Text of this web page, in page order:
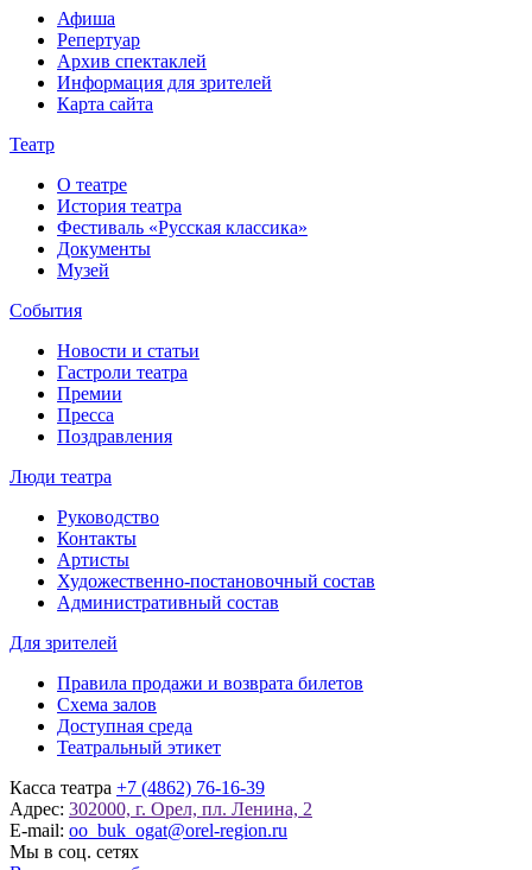
Афиша
Репертуар
Архив спектаклей
Информация для зрителей
Карта сайта
Театр
О театре
История театра
Фестиваль «Русская классика»
Документы
Музей
События
Новости и статьи
Гастроли театра
Премии
Пресса
Поздравления
Люди театра
Руководство
Контакты
Артисты
Художественно-постановочный состав
Административный состав
Для зрителей
Правила продажи и возврата билетов
Схема залов
Доступная среда
Театральный этикет
Касса театра +7 (4862) 76-16-39
Адрес: 302000, г. Орел, пл. Ленина, 2
E-mail: oo_buk_ogat@orel-region.ru
Мы в соц. сетях